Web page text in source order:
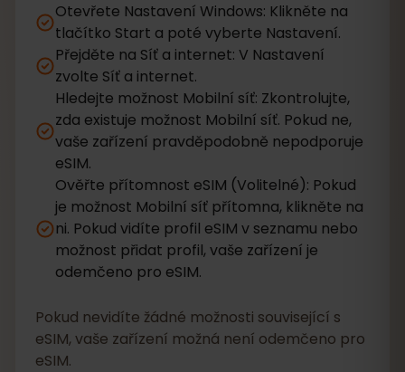
Otevřete Nastavení Windows: Klikněte na
tlačítko Start a poté vyberte Nastavení.
Přejděte na Síť a internet: V Nastavení
zvolte Síť a internet.
Hledejte možnost Mobilní síť: Zkontrolujte,
zda existuje možnost Mobilní síť. Pokud ne,
vaše zařízení pravděpodobně nepodporuje
eSIM.
Ověřte přítomnost eSIM (Volitelné): Pokud
je možnost Mobilní síť přítomna, klikněte na
ni. Pokud vidíte profil eSIM v seznamu nebo
možnost přidat profil, vaše zařízení je
odemčeno pro eSIM.
Pokud nevidíte žádné možnosti související s
eSIM, vaše zařízení možná není odemčeno pro
eSIM.